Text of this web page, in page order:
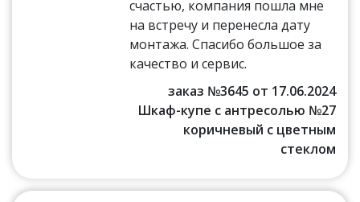
счастью, компания пошла мне
на встречу и перенесла дату
монтажа. Спасибо большое за
качество и сервис.
заказ №3645 от 17.06.2024
Шкаф-купе с антресолью №27
коричневый с цветным
стеклом